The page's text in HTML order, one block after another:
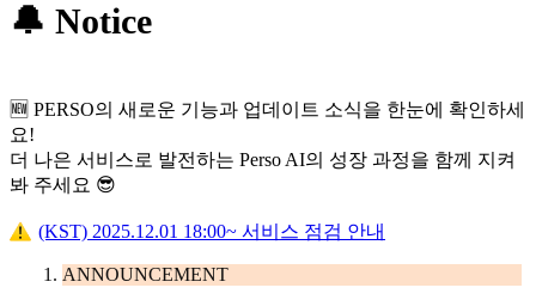
🔔 Notice
🆕 PERSO의 새로운 기능과 업데이트 소식을 한눈에 확인하세
요!
더 나은 서비스로 발전하는 Perso AI의 성장 과정을 함께 지켜
봐 주세요 😎
(KST) 2025.12.01 18:00~ 서비스 점검 안내
ANNOUNCEMENT